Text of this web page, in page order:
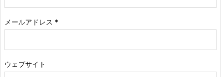
メールアドレス *
ウェブサイト